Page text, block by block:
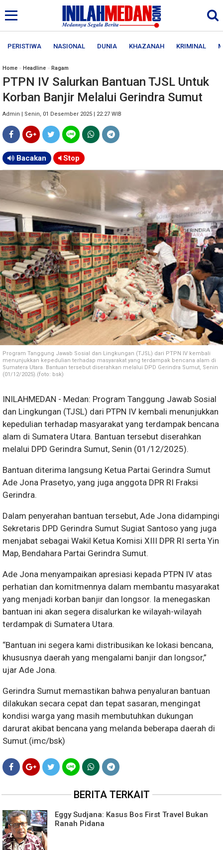
PERISTIWA NASIONAL DUNIA KHAZANAH KRIMINAL
Home » Headline » Ragam
PTPN IV Salurkan Bantuan TJSL Untuk
Korban Banjir Melalui Gerindra Sumut
Admin | Senin, 01 Desember 2025 | 22:27 WIB
Bacakan Stop
Program Tanggung Jawab Sosial dan Lingkungan (TJSL) dari PTPN IV kembali
menunjukkan kepedulian terhadap masyarakat yang terdampak bencana alam di
Sumatera Utara. Bantuan tersebut diserahkan melalui DPD Gerindra Sumut, Senin
(01/12/2025).(foto: bsk)
INILAHMEDAN - Medan: Program Tanggung Jawab Sosial
dan Lingkungan (TJSL) dari PTPN IV kembali menunjukkan
kepedulian terhadap masyarakat yang terdampak bencana
alam di Sumatera Utara. Bantuan tersebut diserahkan
melalui DPD Gerindra Sumut, Senin (01/12/2025).
Bantuan diterima langsung Ketua Partai Gerindra Sumut
Ade Jona Prasetyo, yang juga anggota DPR RI Fraksi
Gerindra.
Dalam penyerahan bantuan tersebut, Ade Jona didampingi
Sekretaris DPD Gerindra Sumut Sugiat Santoso yang juga
menjabat sebagai Wakil Ketua Komisi XIII DPR RI serta Yin
Map, Bendahara Partai Gerindra Sumut.
Ade Jona menyampaikan apresiasi kepada PTPN IV atas
perhatian dan komitmennya dalam membantu masyarakat
yang menjadi korban banjir dan longsor. Ia menegaskan
bantuan ini akan segera disalurkan ke wilayah-wilayah
terdampak di Sumatera Utara.
“Bantuan ini segera kami distribusikan ke lokasi bencana,
khususnya daerah yang mengalami banjir dan longsor,”
ujar Ade Jona.
Gerindra Sumut memastikan bahwa penyaluran bantuan
dilakukan secara cepat dan tepat sasaran, mengingat
kondisi warga yang masih membutuhkan dukungan
darurat akibat bencana yang melanda beberapa daerah di
Sumut.(imc/bsk)
BERITA TERKAIT
Eggy Sudjana: Kasus Bos First Travel Bukan
Ranah Pidana